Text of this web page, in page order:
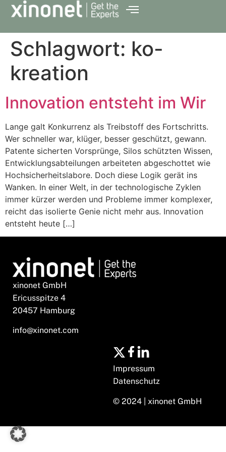
Schlagwort: ko-
kreation
Innovation entsteht im Wir
Lange galt Konkurrenz als Treibstoff des Fortschritts.
Wer schneller war, klüger, besser geschützt, gewann.
Patente sicherten Vorsprünge, Silos schützten Wissen,
Entwicklungsabteilungen arbeiteten abgeschottet wie
Hochsicherheitslabore. Doch diese Logik gerät ins
Wanken. In einer Welt, in der technologische Zyklen
immer kürzer werden und Probleme immer komplexer,
reicht das isolierte Genie nicht mehr aus. Innovation
entsteht heute […]
xinonet GmbH
Ericusspitze 4
20457 Hamburg
info@xinonet.com
Impressum
Datenschutz
© 2024 | xinonet GmbH